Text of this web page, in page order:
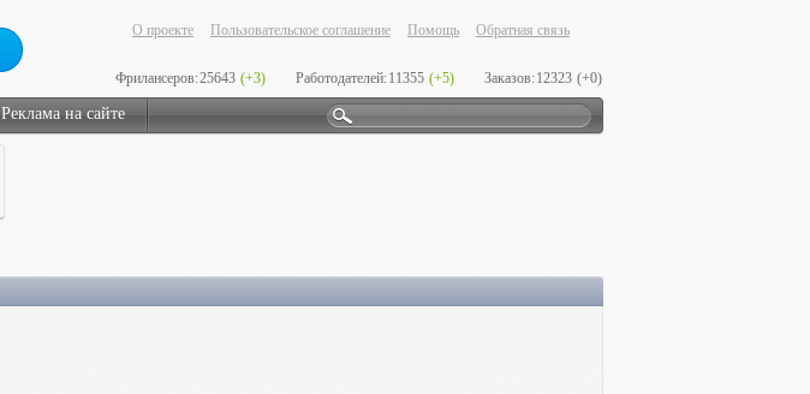
О проекте Пользовательское соглашение Помощь Обратная связь
Фрилансеров:25643 (+3) Работодателей:11355 (+5) Заказов:12323 (+0)
Реклама на сайте